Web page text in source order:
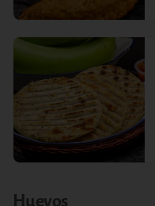
Huevos